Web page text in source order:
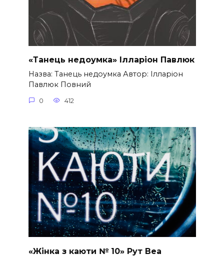
«Танець недоумка» Ілларіон Павлюк
Назва: Танець недоумка Автор: Ілларіон
Павлюк Повний
0 412
«Жінка з каюти № 10» Рут Веа